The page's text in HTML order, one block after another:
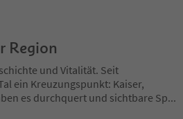
Region
und Vitalität. Seit
ein Kreuzungspunkt: Kaiser,
es durchquert und sichtbare Sp...